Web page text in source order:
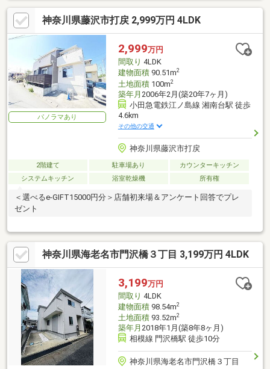
神奈川県藤沢市打戻 2,999万円 4LDK
パノラマあり
2,999万円
間取り 4LDK
建物面積90.51m2
土地面積100m2
築年月 2006年2月(築20年7ヶ月)
小田急電鉄江ノ島線 湘南台駅 徒歩
4.6km
その他の交通
神奈川県藤沢市打戻
2階建て 駐車場あり
カウンターキッチン
システムキッチン
浴室乾燥機 所有権
＜選べるe-GIFT15000円分＞店舗初来場＆アンケート回答でプレ
ゼント
神奈川県海老名市門沢橋３丁目 3,199万円 4LDK
3,199万円
間取り 4LDK
建物面積98.54m2
土地面積93.52m2
築年月 2018年1月(築8年8ヶ月)
相模線 門沢橋駅 徒歩10分
神奈川県海老名市門沢橋３丁目